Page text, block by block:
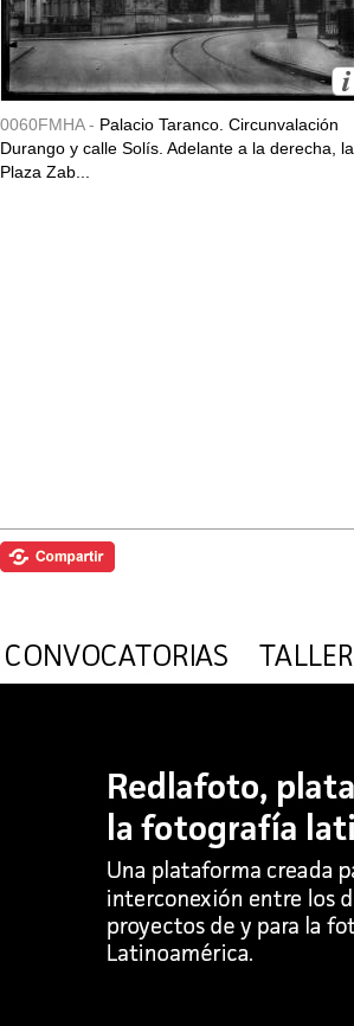
0060FMHA - Palacio Taranco. Circunvalación
Durango y calle Solís. Adelante a la derecha, la
Plaza Zab...